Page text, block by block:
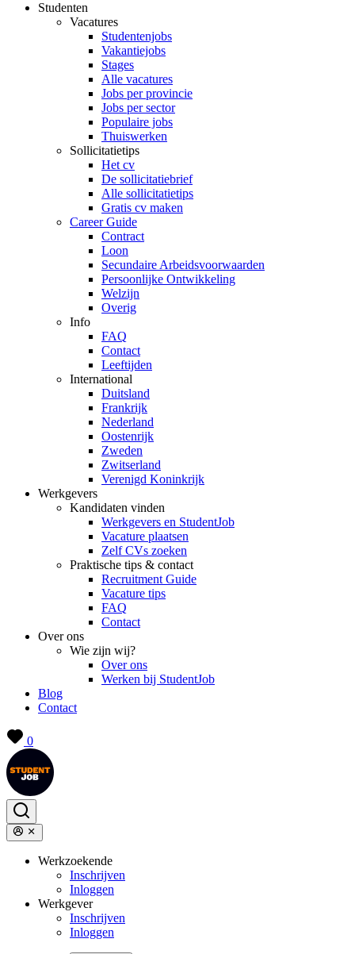
Studenten
Vacatures
Studentenjobs
Vakantiejobs
Stages
Alle vacatures
Jobs per provincie
Jobs per sector
Populaire jobs
Thuiswerken
Sollicitatietips
Het cv
De sollicitatiebrief
Alle sollicitatietips
Gratis cv maken
Career Guide
Contract
Loon
Secundaire Arbeidsvoorwaarden
Persoonlijke Ontwikkeling
Welzijn
Overig
Info
FAQ
Contact
Leeftijden
International
Duitsland
Frankrijk
Nederland
Oostenrijk
Zweden
Zwitserland
Verenigd Koninkrijk
Werkgevers
Kandidaten vinden
Werkgevers en StudentJob
Vacature plaatsen
Zelf CVs zoeken
Praktische tips & contact
Recruitment Guide
Vacature tips
FAQ
Contact
Over ons
Wie zijn wij?
Over ons
Werken bij StudentJob
Blog
Contact
0
Werkzoekende
Inschrijven
Inloggen
Werkgever
Inschrijven
Inloggen